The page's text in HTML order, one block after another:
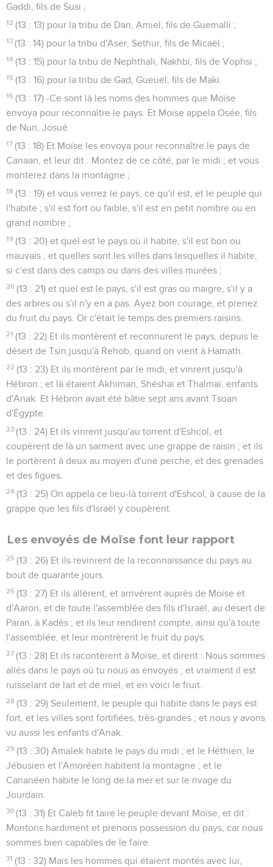
Gaddi, fils de Susi ;
12 (13 : 13) pour la tribu de Dan, Amiel, fils de Guemalli ;
13 (13 : 14) pour la tribu d'Aser, Sethur, fils de Micaël ;
14 (13 : 15) pour la tribu de Nephthali, Nakhbi, fils de Vophsi ;
15 (13 : 16) pour la tribu de Gad, Gueuël, fils de Maki.
16 (13 : 17) -Ce sont là les noms des hommes que Moïse
envoya pour reconnaître le pays. Et Moïse appela Osée, fils
de Nun, Josué.
17 (13 : 18) Et Moïse les envoya pour reconnaître le pays de
Canaan, et leur dit : Montez de ce côté, par le midi ; et vous
monterez dans la montagne ;
18 (13 : 19) et vous verrez le pays, ce qu'il est, et le peuple qui
l'habite ; s'il est fort ou faible, s'il est en petit nombre ou en
grand nombre ;
19 (13 : 20) et quel est le pays où il habite, s'il est bon ou
mauvais ; et quelles sont les villes dans lesquelles il habite,
si c'est dans des camps ou dans des villes murées ;
20 (13 : 21) et quel est le pays, s'il est gras ou maigre, s'il y a
des arbres ou s'il n'y en a pas. Ayez bon courage, et prenez
du fruit du pays. Or c'était le temps des premiers raisins.
21 (13 : 22) Et ils montèrent et reconnurent le pays, depuis le
désert de Tsin jusqu'à Rehob, quand on vient à Hamath.
22 (13 : 23) Et ils montèrent par le midi, et vinrent jusqu'à
Hébron ; et là étaient Akhiman, Shéshaï et Thalmaï, enfants
d'Anak. Et Hébron avait été bâtie sept ans avant Tsoan
d'Égypte.
23 (13 : 24) Et ils vinrent jusqu'au torrent d'Eshcol, et
coupèrent de là un sarment avec une grappe de raisin ; et ils
le portèrent à deux au moyen d'une perche, et des grenades
et des figues.
24 (13 : 25) On appela ce lieu-là torrent d'Eshcol, à cause de la
grappe que les fils d'Israël y coupèrent.
Les envoyés de Moïse font leur rapport
25 (13 : 26) Et ils revinrent de la reconnaissance du pays au
bout de quarante jours.
26 (13 : 27) Et ils allèrent, et arrivèrent auprès de Moïse et
d'Aaron, et de toute l'assemblée des fils d'Israël, au désert de
Paran, à Kadès ; et ils leur rendirent compte, ainsi qu'à toute
l'assemblée, et leur montrèrent le fruit du pays.
27 (13 : 28) Et ils racontèrent à Moïse, et dirent : Nous sommes
allés dans le pays où tu nous as envoyés ; et vraiment il est
ruisselant de lait et de miel, et en voici le fruit.
28 (13 : 29) Seulement, le peuple qui habite dans le pays est
fort, et les villes sont fortifiées, très-grandes ; et nous y avons
vu aussi les enfants d'Anak.
29 (13 : 30) Amalek habite le pays du midi ; et le Héthien, le
Jébusien et l'Amoréen habitent la montagne ; et le
Cananéen habite le long de la mer et sur le rivage du
Jourdain.
30 (13 : 31) Et Caleb fit taire le peuple devant Moïse, et dit :
Montons hardiment et prenons possession du pays, car nous
sommes bien capables de le faire.
31 (13 : 32) Mais les hommes qui étaient montés avec lui,